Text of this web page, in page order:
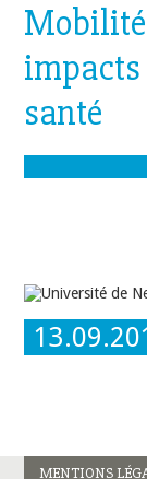
impacts
santé
MENTIONS